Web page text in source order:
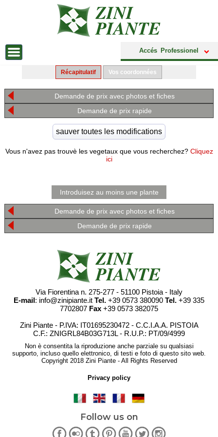
Accés Professionel
Récapitulatif Vos coordonnées
Demande de prix avec photos et fiches
Demande de prix rapide
Vous n'avez pas trouvè les vegetaux que vous recherchez? Cliquez
ici
Introduisez au moins une plante
Demande de prix avec photos et fiches
Demande de prix rapide
Via Fiorentina n. 275-277 - 51100 Pistoia - Italy
E-mail: info@zinipiante.it Tel. +39 0573 380090 Tel. +39 335
7702807 Fax +39 0573 382075
Zini Piante - P.IVA: IT01695230472 - C.C.I.A.A. PISTOIA
C.F.: ZNIGRL84B03G713L - R.U.P.: PT/09/4999
Non è consentita la riproduzione anche parziale su qualsiasi
supporto, incluso quello elettronico, di testi e foto di questo sito web.
Copyright 2018 Zini Piante - All Rights Reserved
Privacy policy
Follow us on